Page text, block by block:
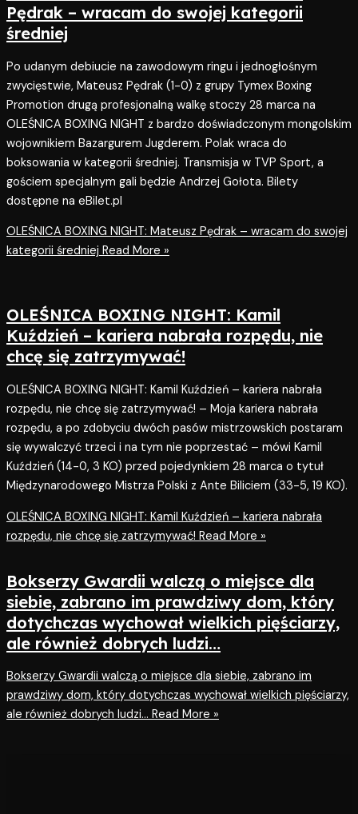
Pędrak – wracam do swojej kategorii
średniej
Po udanym debiucie na zawodowym ringu i jednogłośnym
zwycięstwie, Mateusz Pędrak (1-0) z grupy Tymex Boxing
Promotion drugą profesjonalną walkę stoczy 28 marca na
OLEŚNICA BOXING NIGHT z bardzo doświadczonym mongolskim
wojownikiem Bazargurem Jugderem. Polak wraca do
boksowania w kategorii średniej. Transmisja w TVP Sport, a
gościem specjalnym gali będzie Andrzej Gołota. Bilety
dostępne na eBilet.pl
OLEŚNICA BOXING NIGHT: Mateusz Pędrak – wracam do swojej
kategorii średniej Read More »
OLEŚNICA BOXING NIGHT: Kamil
Kuździeń – kariera nabrała rozpędu, nie
chcę się zatrzymywać!
OLEŚNICA BOXING NIGHT: Kamil Kuździeń – kariera nabrała
rozpędu, nie chcę się zatrzymywać! – Moja kariera nabrała
rozpędu, a po zdobyciu dwóch pasów mistrzowskich postaram
się wywalczyć trzeci i na tym nie poprzestać – mówi Kamil
Kuździeń (14-0, 3 KO) przed pojedynkiem 28 marca o tytuł
Międzynarodowego Mistrza Polski z Ante Biliciem (33-5, 19 KO).
OLEŚNICA BOXING NIGHT: Kamil Kuździeń – kariera nabrała
rozpędu, nie chcę się zatrzymywać! Read More »
Bokserzy Gwardii walczą o miejsce dla
siebie, zabrano im prawdziwy dom, który
dotychczas wychował wielkich pięściarzy,
ale również dobrych ludzi…
Bokserzy Gwardii walczą o miejsce dla siebie, zabrano im
prawdziwy dom, który dotychczas wychował wielkich pięściarzy,
ale również dobrych ludzi… Read More »